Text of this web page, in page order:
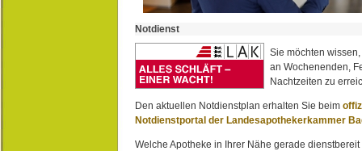
Notdienst
Sie möchten
an Wochenenden,
Nachtzeiten zu
Den aktuellen Notdienstplan erhalten Sie beim
Notdienstportal der Landesapothekerkammer
Welche Apotheke in Ihrer Nähe gerade